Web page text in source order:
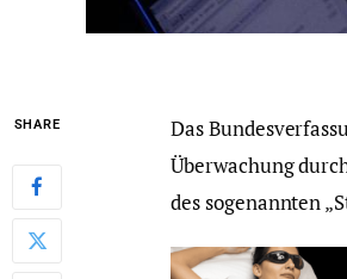
SHARE
Das
Überwachung
des sogenannten